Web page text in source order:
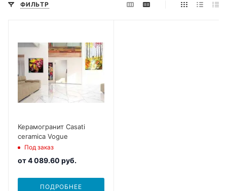
ФИЛЬТР
Керамогранит Casati
ceramica Vogue
Под заказ
от4 089.60 руб.
ПОДРОБНЕЕ